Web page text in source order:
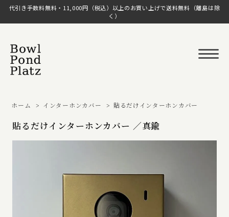
代引き手数料無料・11,000円（税込）以上のお買い上げで送料無料（離島は除
く）
ホーム > インターホンカバー > 貼るだけインターホンカバー
貼るだけインターホンカバー ／真鍮